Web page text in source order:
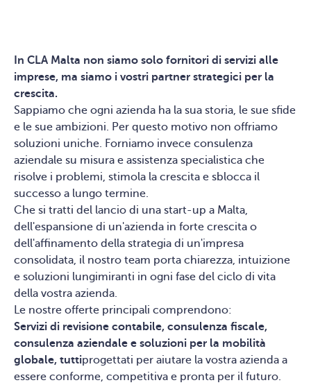
In CLA Malta non siamo solo fornitori di servizi alle
imprese, ma siamo i vostri partner strategici per la
crescita.
Sappiamo che ogni azienda ha la sua storia, le sue sfide
e le sue ambizioni. Per questo motivo non offriamo
soluzioni uniche. Forniamo invece consulenza
aziendale su misura e assistenza specialistica che
risolve i problemi, stimola la crescita e sblocca il
successo a lungo termine.
Che si tratti del lancio di una start-up a Malta,
dell'espansione di un'azienda in forte crescita o
dell'affinamento della strategia di un'impresa
consolidata, il nostro team porta chiarezza, intuizione
e soluzioni lungimiranti in ogni fase del ciclo di vita
della vostra azienda.
Le nostre offerte principali comprendono:
Servizi di revisione contabile, consulenza fiscale,
consulenza aziendale e soluzioni per la mobilità
globale, tuttiprogettati per aiutare la vostra azienda a
essere conforme, competitiva e pronta per il futuro.